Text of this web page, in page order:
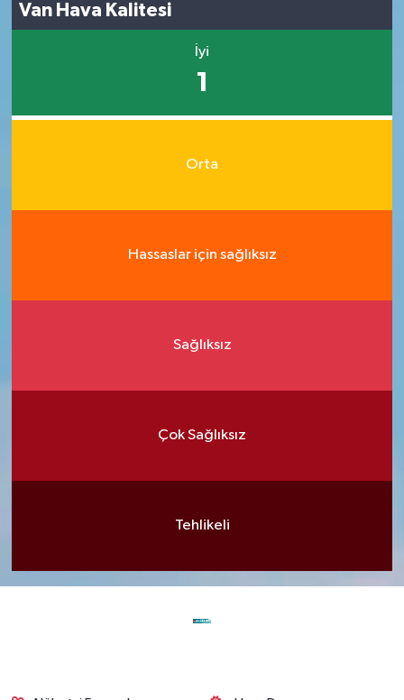
Van Hava Kalitesi
İyi
1
Orta
Hassaslar için sağlıksız
Sağlıksız
Çok Sağlıksız
Tehlikeli